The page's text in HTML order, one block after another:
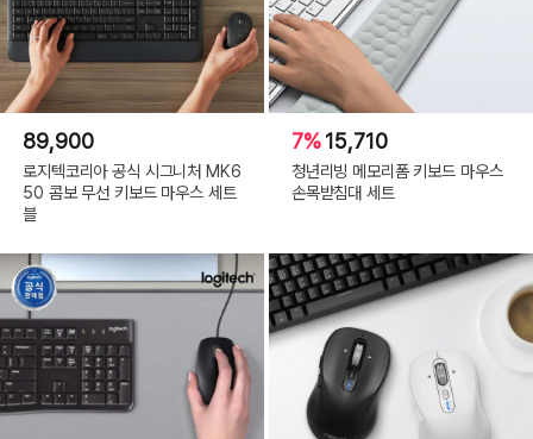
89,900
로지텍코리아 공식 시그니처 MK6
50 콤보 무선 키보드 마우스 세트
블
7%15,710
청년리빙 메모리폼 키보드 마우스
손목받침대 세트